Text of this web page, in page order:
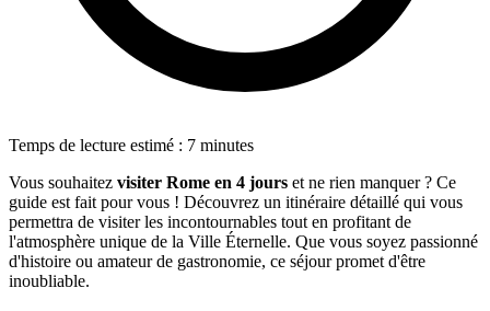
Temps de lecture estimé : 7 minutes
Vous souhaitez visiter Rome en 4 jours et ne rien manquer ? Ce
guide est fait pour vous ! Découvrez un itinéraire détaillé qui vous
permettra de visiter les incontournables tout en profitant de
l'atmosphère unique de la Ville Éternelle. Que vous soyez passionné
d'histoire ou amateur de gastronomie, ce séjour promet d'être
inoubliable.